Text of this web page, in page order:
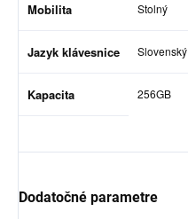
Mobilita Stolný
Jazyk klávesnice Slovenský
Kapacita 256GB
Dodatočné parametre